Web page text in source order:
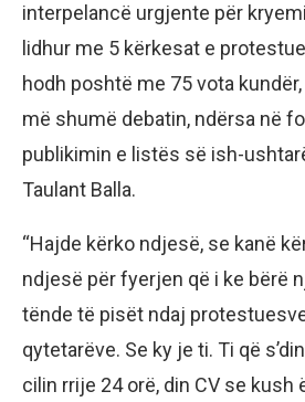
interpelancë urgjente për
lidhur me 5 kërkesat e
hodh poshtë me 75 vota
më shumë debatin, ndërsa në
publikimin e listës së ish-
Taulant Balla.
“Hajde kërko ndjesë, se kanë
ndjesë për fyerjen që i ke bërë
tënde të pisët ndaj
qytetarëve. Se ky je ti. Ti që
cilin rrije 24 orë, din CV se